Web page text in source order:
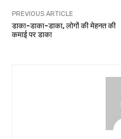
PREVIOUS ARTICLE
डाका-डाका-डाका, लोगों की मेहनत की
कमाई पर डाका